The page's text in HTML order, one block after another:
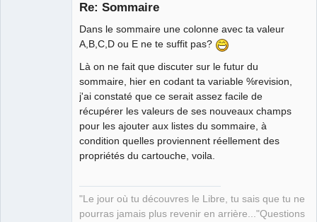
Re: Sommaire
Dans le sommaire une colonne avec ta valeur
A,B,C,D ou E ne te suffit pas?
Là on ne fait que discuter sur le futur du
sommaire, hier en codant ta variable %revision,
j'ai constaté que ce serait assez facile de
récupérer les valeurs de ses nouveaux champs
pour les ajouter aux listes du sommaire, à
condition quelles proviennent réellement des
propriétés du cartouche, voila.
"Le jour où tu découvres le Libre, tu sais que tu ne
pourras jamais plus revenir en arrière..."Questions